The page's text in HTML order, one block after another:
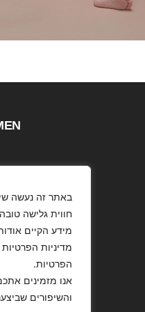
חווית גלישה
מידע הקיים
הפרטיות.
אנו מזמינים
והשיפורים